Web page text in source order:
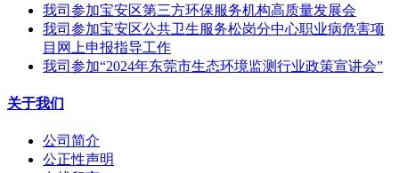
我司参加宝安区第三方环保服务机构高质量发展会
我司参加宝安区公共卫生服务松岗分中心职业病危害项
目网上申报指导工作
我司参加“2024年东莞市生态环境监测行业政策宣讲会”
关于我们
公司简介
公正性声明